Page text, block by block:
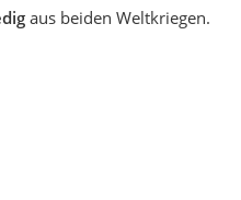
aus beiden Weltkriegen.